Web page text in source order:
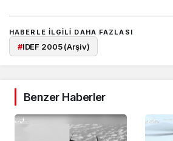
HABERLE ILGILI DAHA FAZLASI
#IDEF 2005 (Arşiv)
Benzer Haberler